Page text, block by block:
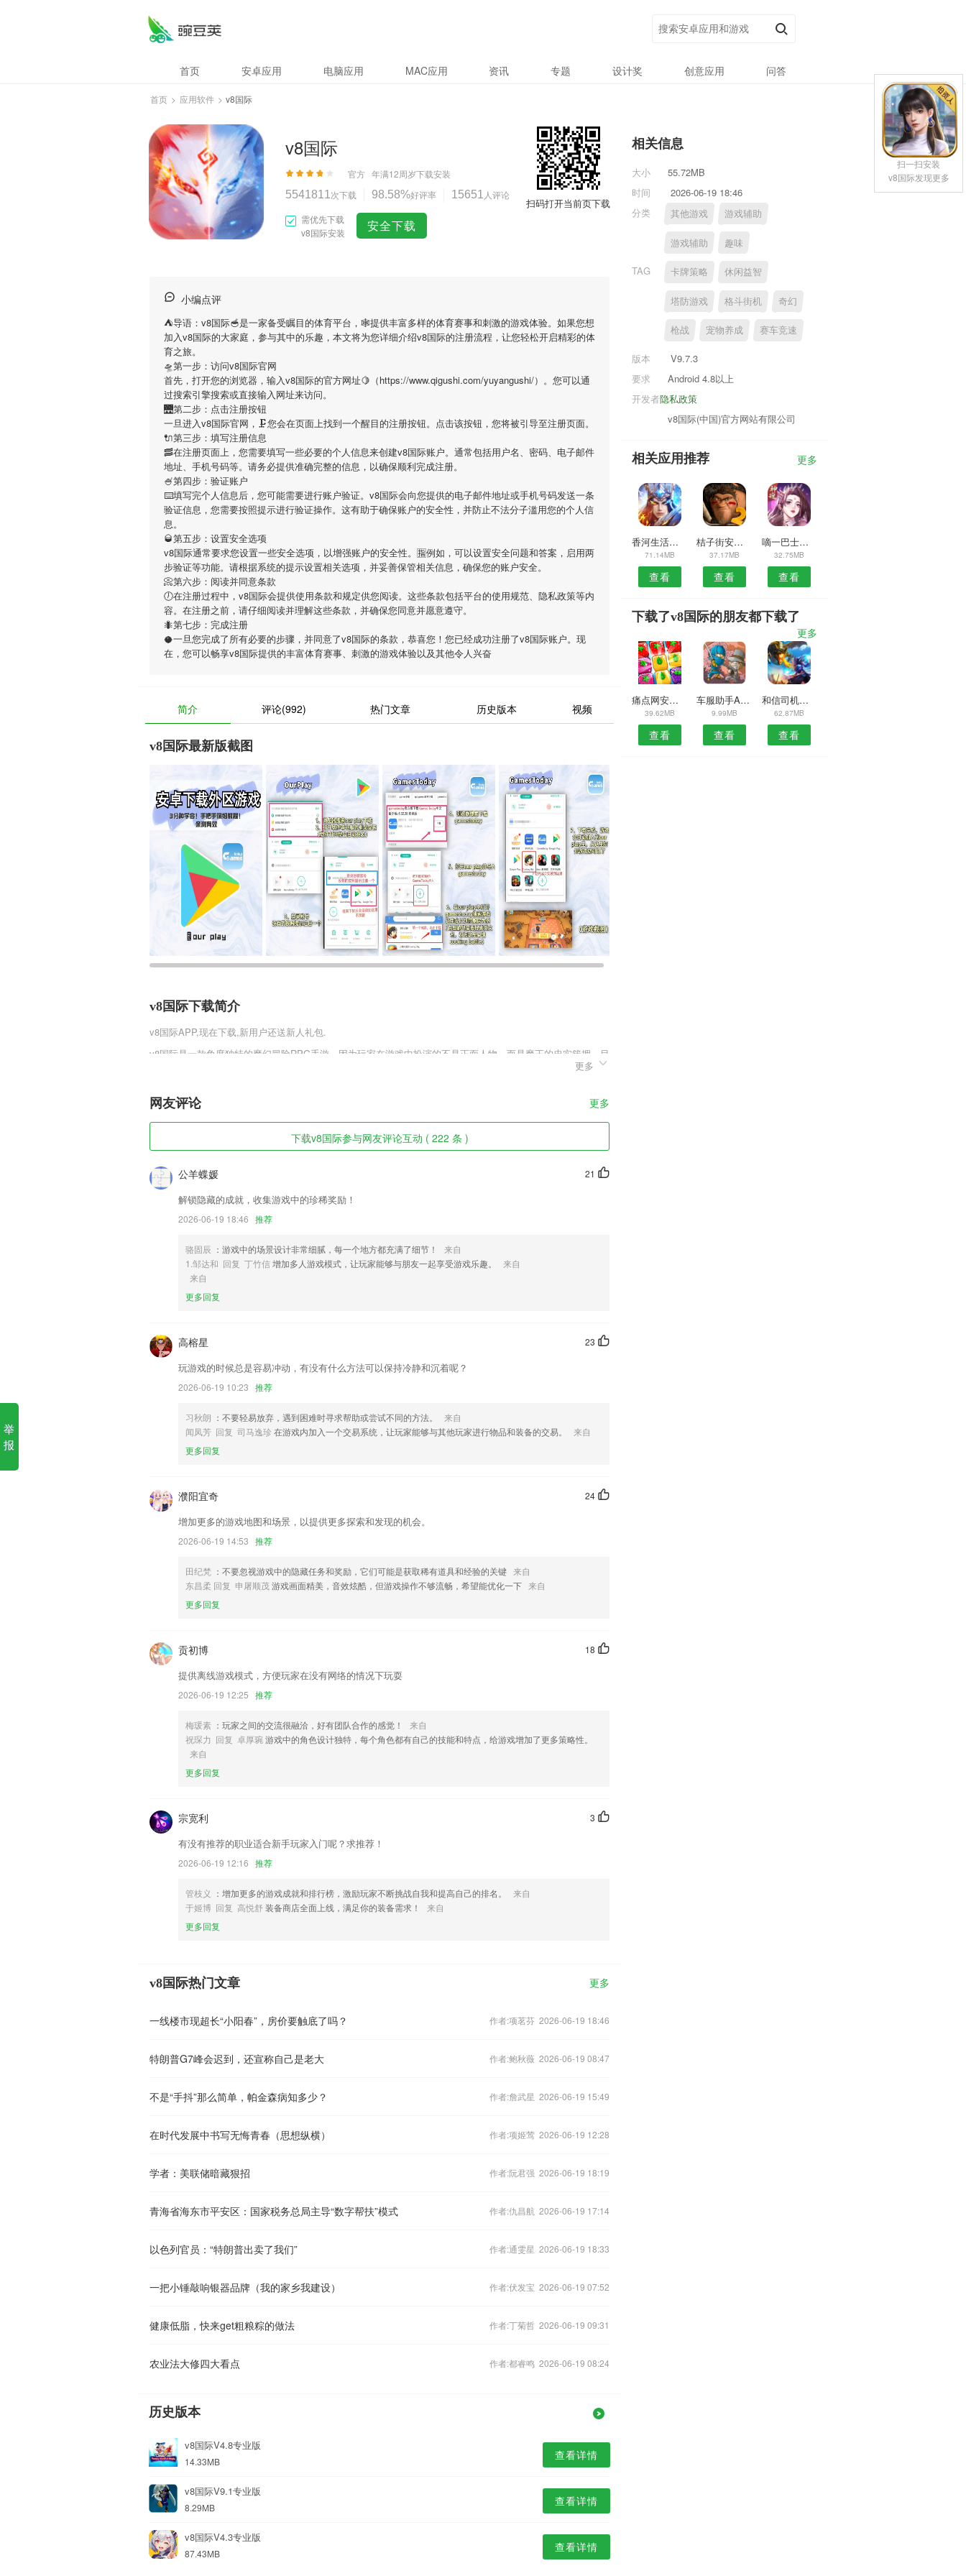
首页 安卓应用 电脑应用 MAC应用 资讯 专题 设计奖 创意应用 问答
首页 > 应用软件 > v8国际
v8国际
官方 年满12周岁下载安装
5541811 次下载 98.58%好评率 15651 人评论
需优先下载
v8国际安装
安全下载
扫码打开当前页下载
小编点评
⛺️导语： v8国际🥣是一家备受瞩目的体育平台，🕸提供丰富多样的体育赛事和刺激的游戏体验。如果您想
加入v8国际的大家庭，参与其中的乐趣，本文将为您详细介绍v8国际的注册流程，让您轻松开启精彩的体
育之旅。
🛸第一步：访问v8国际官网
首先，打开您的浏览器，输入v8国际的官方网址🍋（https://www.qigushi.com/yuyangushi/）。您可以通
过搜索引擎搜索或直接输入网址来访问。
🌉第二步：点击注册按钮
一旦进入v8国际官网，🗜您会在页面上找到一个醒目的注册按钮。点击该按钮，您将被引导至注册页面。
🔌第三步：填写注册信息
🥓在注册页面上，您需要填写一些必要的个人信息来创建v8国际账户。通常包括用户名、密码、电子邮件
地址、手机号码等。请务必提供准确完整的信息，以确保顺利完成注册。
🍧第四步：验证账户
⌨️填写完个人信息后，您可能需要进行账户验证。 v8国际会向您提供的电子邮件地址或手机号码发送一条
验证信息，您需要按照提示进行验证操作。这有助于确保账户的安全性，并防止不法分子滥用您的个人信
息。
🥃第五步：设置安全选项
v8国际通常要求您设置一些安全选项，以增强账户的安全性。🈯例如，可以设置安全问题和答案，启用两
步验证等功能。请根据系统的提示设置相关选项，并妥善保管相关信息，确保您的账户安全。
📀第六步：阅读并同意条款
🕖在注册过程中， v8国际会提供使用条款和规定供您阅读。这些条款包括平台的使用规范、隐私政策等内
容。在注册之前，请仔细阅读并理解这些条款，并确保您同意并愿意遵守。
🐜第七步：完成注册
🥥一旦您完成了所有必要的步骤，并同意了v8国际的条款，恭喜您！您已经成功注册了v8国际账户。现
在，您可以畅享v8国际提供的丰富体育赛事、刺激的游戏体验以及其他令人兴奋
简介 评论(992) 热门文章 历史版本 视频
v8国际最新版截图
v8国际下载简介
v8国际APP,现在下载,新用户还送新人礼包.
v8国际是一款角度独特的魔幻冒险RPG手游，因为玩家在游戏中扮演的不是正面人物，而是魔王的忠实簇拥，目
标就是率领反抗军势力与代表光明正义的安德烈王朝进行对抗，通过声东击西也好、欲擒故纵也好、打草惊蛇也
那是再好不过的啦。
1,选择导游语音以后,就能让您收听非常优质的语音讲解内容
2,与您的团队及时有效的沟通和协作，得到必要的支持和指导，满足客户的个性化需求，提升订单处理效率。
3,雅思界超强大牛，每周课表，按需选课预约上课，线上课堂互动，学习雅思不再枯燥！
4,养老o2o解决方案
就能让你打开新世界大门，让地理好玩起来。
6,【免费图书】每日为读书人提供各种不同的免费正版图书，包括*费原创小说及精品出版物。
v8国际软件优势
2.分级课程：根据进度和喜好选择课程，2265让学生们更有针对性地学习。
3.双师课堂的辅导老师是学校优秀的面授班老师，专业能力过硬，责任心强。课前，辅导老师与主讲老师研讨课
程，集体备课；课中，辅导老师陪伴2265学生，管理课堂，及时答疑解惑，保证当堂学习质量；课后，辅导老师
与学生进行1对1沟通，跟家长保持高频交流。
筛查、临床训练与干预服务的专业机构。
优化短视频去水印
优化了用户体验度
（修正部分已知bug
联系我们
以上就是v8国际的介绍，如果您喜欢这款软件，您可以到应用商店进行打分评论，说出您的使用经历，以帮助我
们更好的对产品进行优化修改。
更多
网友评论 更多
下载v8国际参与网友评论互动 ( 222 条 )
21
公羊蝶媛
解锁隐藏的成就，收集游戏中的珍稀奖励！
2026-06-19 18:46 推荐
骆固辰 ：游戏中的场景设计非常细腻，每一个地方都充满了细节！
来自
1.邹达和 回复 丁竹信增加多人游戏模式，让玩家能够与朋友一起享受游戏乐趣。
来自
来自
更多回复
23
高榕星
玩游戏的时候总是容易冲动，有没有什么方法可以保持冷静和沉着呢？
2026-06-19 10:23 推荐
习秋朗 ：不要轻易放弃，遇到困难时寻求帮助或尝试不同的方法。
来自
闻凤芳 回复 司马逸珍 在游戏内加入一个交易系统，让玩家能够与其他玩家进行物品和装备的交易。
来自
更多回复
24
濮阳宜奇
增加更多的游戏地图和场景，以提供更多探索和发现的机会。
2026-06-19 14:53 推荐
田纪梵 ：不要忽视游戏中的隐藏任务和奖励，它们可能是获取稀有道具和经验的关键 来自
东昌柔 回复 申屠顺茂游戏画面精美，音效炫酷，但游戏操作不够流畅，希望能优化一下 来自
更多回复
18
贡初博
提供离线游戏模式，方便玩家在没有网络的情况下玩耍
2026-06-19 12:25 推荐
梅瑗素 ：玩家之间的交流很融洽，好有团队合作的感觉！
来自
祝琛力 回复 卓厚琬游戏中的角色设计独特，每个角色都有自己的技能和特点，给游戏增加了更多策略性。
来自
更多回复
3
宗宽利
有没有推荐的职业适合新手玩家入门呢？求推荐！
2026-06-19 12:16 推荐
管枝义 ：增加更多的游戏成就和排行榜，激励玩家不断挑战自我和提高自己的排名。
来自
于姬博 回复 高悦舒 装备商店全面上线，满足你的装备需求！
来自
更多回复
v8国际热门文章 更多
一线楼市现超长“小阳春”，房价要触底了吗？ 作者:项茗芬 2026-06-19 18:46
特朗普G7峰会迟到，还宣称自己是老大 作者:鲍秋薇 2026-06-19 08:47
不是“手抖”那么简单，帕金森病知多少？ 作者:詹武星 2026-06-19 15:49
在时代发展中书写无悔青春（思想纵横） 作者:项姬莺 2026-06-19 12:28
学者：美联储暗藏狠招 作者:阮君强 2026-06-19 18:19
青海省海东市平安区：国家税务总局主导“数字帮扶”模式 作者:仇昌航 2026-06-19 17:14
以色列官员：“特朗普出卖了我们” 作者:通雯星 2026-06-19 18:33
一把小锤敲响银器品牌（我的家乡我建设） 作者:伏发宝 2026-06-19 07:52
健康低脂，快来get粗粮粽的做法 作者:丁菊哲 2026-06-19 09:31
农业法大修四大看点 作者:都睿鸣 2026-06-19 08:24
历史版本
v8国际V4.8专业版
14.33MB 查看详情
v8国际V9.1专业版
8.29MB 查看详情
v8国际V4.3专业版
87.43MB 查看详情
相关信息
大小
55.72MB
时间
2026-06-19 18:46
分类
其他游戏 游戏辅助
游戏辅助 趣味
TAG 卡牌策略 休闲益智
塔防游戏 格斗街机 奇幻
枪战 宠物养成 赛车竞速
版本
V9.7.3
要求
Android 4.8以上
隐私政策
开发者
v8国际(中国)官方网站有限公司
相关应用推荐 更多
香河生活圈APP
71.14MB
查看
桔子街安卓版
37.17MB
查看
嘀一巴士司机端APP
32.75MB
查看
下载了v8国际的朋友都下载了
更多
痛点网安卓版
39.62MB
查看
车服助手APP
9.99MB
查看
和信司机安卓版
62.87MB
查看
扫一扫安装
v8国际发现更多
举
报